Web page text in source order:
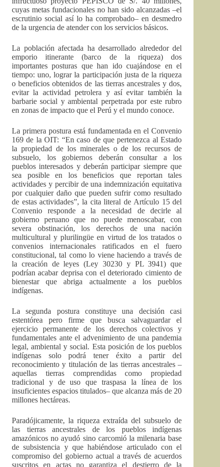
cuyas metas fundacionales no han sido alcanzadas –el
escrutinio social así lo ha comprobado– en desmedro
de la urgencia de atender con los servicios básicos.
La población afectada ha desarrollado alrededor del
emporio itinerante (barco de la riqueza) dos
importantes posturas que han ido cuajándose en el
tiempo: uno, lograr la participación justa de la riqueza
o beneficios obtenidos de las tierras ancestrales y dos,
evitar la actividad petrolera y así evitar también la
barbarie social y ambiental perpetrada por este rubro
en zonas de impacto que el Perú y el mundo conoce.
La primera postura está fundamentada en el Convenio
169 de la OIT: “En caso de que pertenezca al Estado
la propiedad de los minerales o de los recursos de
subsuelo, los gobiernos deberán consultar a los
pueblos interesados y deberán participar siempre que
sea posible en los beneficios que reportan tales
actividades y percibir de una indemnización equitativa
por cualquier daño que pueden sufrir como resultado
de estas actividades”, la cita literal de Artículo 15 del
Convenio responde a la necesidad de decirle al
gobierno peruano que no puede menoscabar, con
severa obstinación, los derechos de una nación
multicultural y plurilingüe en virtud de los tratados o
convenios internacionales ratificados en el fuero
constitucional, tal como lo viene haciendo a través de
la creación de leyes (Ley 30230 y PL 3941) que
podrían acabar deprisa con el deteriorado cimiento de
bienestar que abriga actualmente a los pueblos
indígenas.
La segunda postura constituye una decisión casi
estentórea pero firme que busca salvaguardar el
ejercicio permanente de los derechos colectivos y
fundamentales ante el advenimiento de una pandemia
legal, ambiental y social. Esta posición de los pueblos
indígenas solo podrá tener éxito a partir del
reconocimiento y titulación de las tierras ancestrales –
aquellas tierras comprendidas como propiedad
tradicional y de uso que traspasa la línea de los
insuficientes espacios titulados– que alcanza más de 20
millones hectáreas.
Paradójicamente, la riqueza extraída del subsuelo de
las tierras ancestrales de los pueblos indígenas
amazónicos no ayudó sino carcomió la milenaria base
de subsistencia y que habiéndose articulado con el
compromiso del gobierno actual a través de acuerdos
suscritos en actas no garantiza el destierro de la